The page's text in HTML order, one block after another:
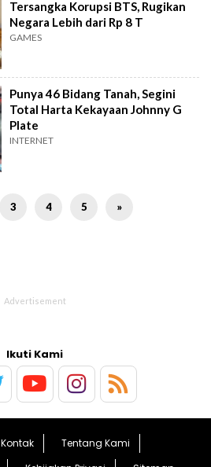
Tersangka Korupsi BTS, Rugikan
Negara Lebih dari Rp 8 T
GAMES
Punya 46 Bidang Tanah, Segini
Total Harta Kekayaan Johnny G
Plate
INTERNET
3 4 5 »
Ikuti Kami
Kontak
Tentang Kami